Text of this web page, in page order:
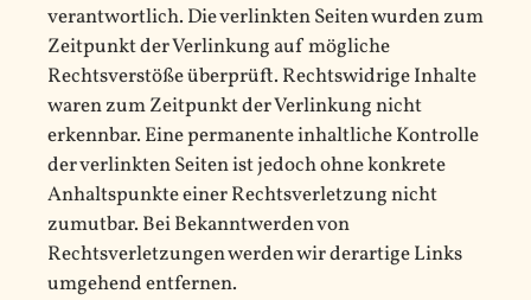
verantwortlich. Die verlinkten Seiten wurden zum
Zeitpunkt der Verlinkung auf mögliche
Rechtsverstöße überprüft. Rechtswidrige Inhalte
waren zum Zeitpunkt der Verlinkung nicht
erkennbar. Eine permanente inhaltliche Kontrolle
der verlinkten Seiten ist jedoch ohne konkrete
Anhaltspunkte einer Rechtsverletzung nicht
zumutbar. Bei Bekanntwerden von
Rechtsverletzungen werden wir derartige Links
umgehend entfernen.